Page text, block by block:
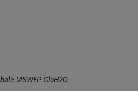
MSWEP-GloH2O.